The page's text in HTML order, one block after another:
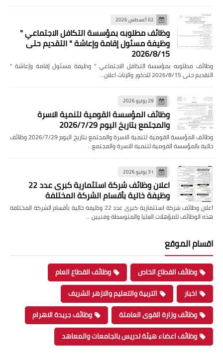
02 أغسطس 2026
وظائف مطلوبه بمؤسسة التكافل الاجتماعي "
وظيفة مسئول إقامة وإعاشة " التقديم حتى
2026/8/15
وظائف مطلوبه بمؤسسة التكافل الاجتماعي " وظيفة مسئول إقامة وإعاشة "
التقديم حتى 2026/8/15 للذكور والإناث اعلان…
29 يوليو 2026
وظائف المؤسسة القومية لتنمية الاسرة
والمجتمع بتاريخ اليوم 2026/7/29
وظائف المؤسسة القومية لتنمية الاسرة والمجتمع بتاريخ اليوم 2026/7/29 وظائف
خالية بالمؤسسة القومية لتنمية الاسرة والمجتمع…
31 يوليو 2026
اعلان وظائف شركة استثمارية كبرى عدد 22
وظيفة خالية بأقسام الشركة المختلفة
اعلان وظائف شركة استثمارية كبرى عدد 22 وظيفة خالية بأقسام الشركة المختلفة
هذه الوظائف للمؤهلات العليا والمتوسطة وفنيين …
اقسام الموقع
وظائف القطاع الخاص
وظائف القطاع العام
اخبار
التربية والتعليم والازهر الشريف
وظائف وزارة القوى العاملة
وظائف جريدة الاهرام
وظائف اعضاء هيئة تدريس بالجامعات والمعاهد